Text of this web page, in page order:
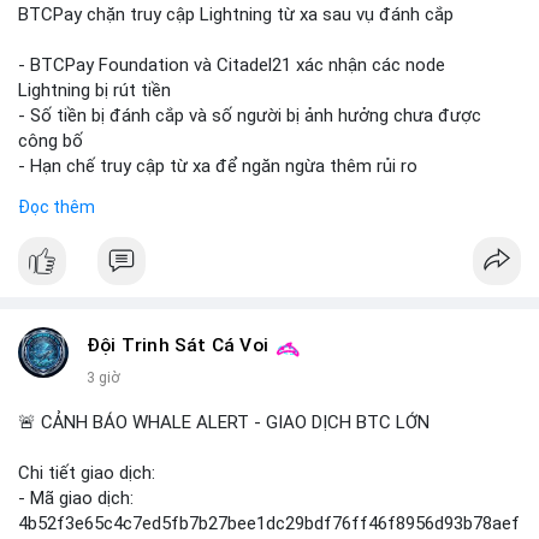
tiếp theo từ ví nguồn. Không nên hành động vội vàng dựa trên
một giao dịch đơn lẻ; hãy quan sát thêm 2-3 khối lượng tương
tự trong 24 giờ tới để xác định xu hướng rõ ràng.
#10btc #648kusd #mempoolbtc #taicocauvi #giaodichlon
BTCPay chặn truy cập Lightning từ xa sau vụ đánh cắp
- BTCPay Foundation và Citadel21 xác nhận các node
Lightning bị rút tiền
- Số tiền bị đánh cắp và số người bị ảnh hưởng chưa được
công bố
- Hạn chế truy cập từ xa để ngăn ngừa thêm rủi ro
#binancesquare
$btc
📰 Nguồn: Cointelegraph
Đọc thêm
Đội Trinh Sát Cá Voi
3 giờ
🚨 CẢNH BÁO WHALE ALERT - GIAO DỊCH BTC LỚN
Chi tiết giao dịch:
- Mã giao dịch:
4b52f3e65c4c7ed5fb7b27bee1dc29bdf76ff46f8956d93b78aef